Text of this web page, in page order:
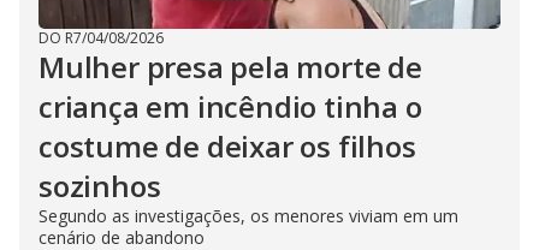
DO R7/04/08/2026
Mulher presa pela morte de
criança em incêndio tinha o
costume de deixar os filhos
sozinhos
Segundo as investigações, os menores viviam em um
cenário de abandono